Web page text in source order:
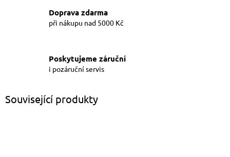
Doprava zdarma
při nákupu nad 5000 Kč
Poskytujeme záruční
i pozáruční servis
Související produkty